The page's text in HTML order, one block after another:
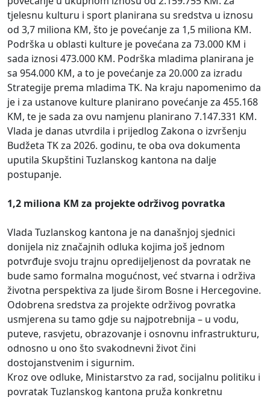
tjelesnu kulturu i sport planirana su sredstva u iznosu
od 3,7 miliona KM, što je povećanje za 1,5 miliona KM.
Podrška u oblasti kulture je povećana za 73.000 KM i
sada iznosi 473.000 KM. Podrška mladima planirana je
sa 954.000 KM, a to je povećanje za 20.000 za izradu
Strategije prema mladima TK. Na kraju napomenimo da
je i za ustanove kulture planirano povećanje za 455.168
KM, te je sada za ovu namjenu planirano 7.147.331 KM.
Vlada je danas utvrdila i prijedlog Zakona o izvršenju
Budžeta TK za 2026. godinu, te oba ova dokumenta
uputila Skupštini Tuzlanskog kantona na dalje
postupanje.
1,2 miliona KM za projekte održivog povratka
Vlada Tuzlanskog kantona je na današnjoj sjednici
donijela niz značajnih odluka kojima još jednom
potvrđuje svoju trajnu opredijeljenost da povratak ne
bude samo formalna mogućnost, već stvarna i održiva
životna perspektiva za ljude širom Bosne i Hercegovine.
Odobrena sredstva za projekte održivog povratka
usmjerena su tamo gdje su najpotrebnija – u vodu,
puteve, rasvjetu, obrazovanje i osnovnu infrastrukturu,
odnosno u ono što svakodnevni život čini
dostojanstvenim i sigurnim.
Kroz ove odluke, Ministarstvo za rad, socijalnu politiku i
povratak Tuzlanskog kantona pruža konkretnu